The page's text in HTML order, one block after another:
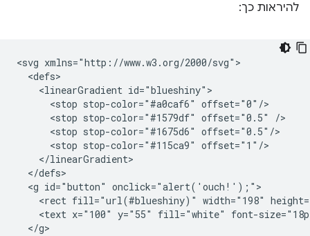
להיראות כך:
<svg xmlns="http://www.w3.org/2000/svg">
  <defs>
    <linearGradient id="blueshiny">
      <stop stop-color="#a0caf6" offset="0"/>
      <stop stop-color="#1579df" offset="0.5" />
      <stop stop-color="#1675d6" offset="0.5"/>
      <stop stop-color="#115ca9" offset="1"/>
    </linearGradient>
  </defs>
  <g id="button" onclick="alert('ouch!');">
<rect fill="url(#blueshiny)" width="198"
<text x="100" y="55" fill="white" font-
  </g>